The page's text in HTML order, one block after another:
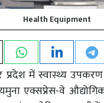
Health Equipment
प्रदेश में स्वास्थ्य
एक्सप्रेस-वे